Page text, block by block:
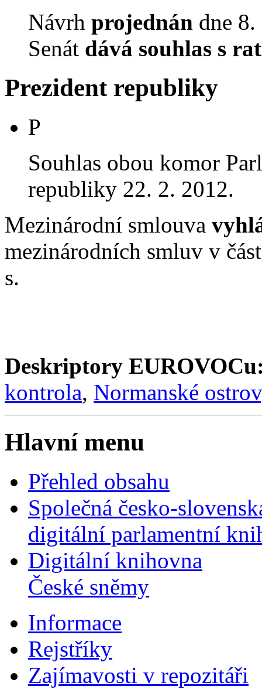
Návrh projednán dne
Senát dává souhlas s
Prezident republiky
P
Souhlas obou komor
republiky 22. 2. 2012.
Mezinárodní smlouva
mezinárodních smluv v
s.
Deskriptory
kontrola, Normanské
Hlavní menu
Přehled obsahu
Společná česko-
digitální parlamentní
Digitální knihovna
České sněmy
Informace
Rejstříky
Zajímavosti v repozitáři